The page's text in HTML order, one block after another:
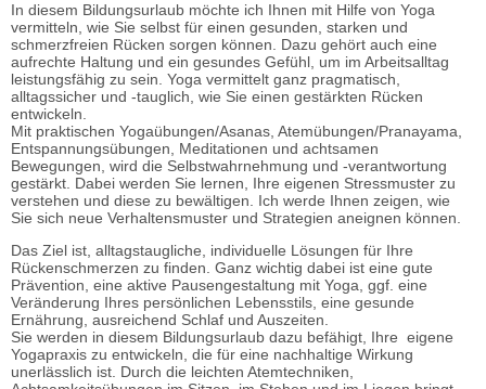
In diesem Bildungsurlaub möchte ich Ihnen mit Hilfe von Yoga
vermitteln, wie Sie selbst für einen gesunden, starken und
schmerzfreien Rücken sorgen können. Dazu gehört auch eine
aufrechte Haltung und ein gesundes Gefühl, um im Arbeitsalltag
leistungsfähig zu sein. Yoga vermittelt ganz pragmatisch,
alltagssicher und -tauglich, wie Sie einen gestärkten Rücken
entwickeln.
Mit praktischen Yogaübungen/Asanas, Atemübungen/Pranayama,
Entspannungsübungen, Meditationen und achtsamen
Bewegungen, wird die Selbstwahrnehmung und -verantwortung
gestärkt. Dabei werden Sie lernen, Ihre eigenen Stressmuster zu
verstehen und diese zu bewältigen. Ich werde Ihnen zeigen, wie
Sie sich neue Verhaltensmuster und Strategien aneignen können.
Das Ziel ist, alltagstaugliche, individuelle Lösungen für Ihre
Rückenschmerzen zu finden. Ganz wichtig dabei ist eine gute
Prävention, eine aktive Pausengestaltung mit Yoga, ggf. eine
Veränderung Ihres persönlichen Lebensstils, eine gesunde
Ernährung, ausreichend Schlaf und Auszeiten.
Sie werden in diesem Bildungsurlaub dazu befähigt, Ihre eigene
Yogapraxis zu entwickeln, die für eine nachhaltige Wirkung
unerlässlich ist. Durch die leichten Atemtechniken,